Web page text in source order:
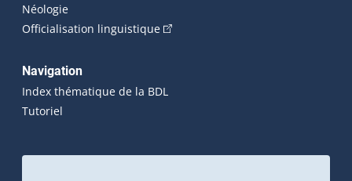
Néologie
Officialisation linguistique(Cet hyperlien externe s'ouvrira
Navigation
Index thématique de la BDL
Tutoriel